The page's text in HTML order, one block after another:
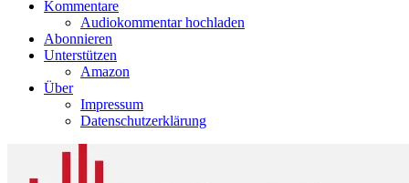
Kommentare
Audiokommentar hochladen
Abonnieren
Unterstützen
Amazon
Über
Impressum
Datenschutzerklärung